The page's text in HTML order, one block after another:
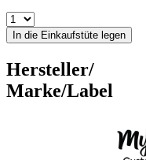
In die Einkaufstüte legen
Hersteller/
Marke/Label